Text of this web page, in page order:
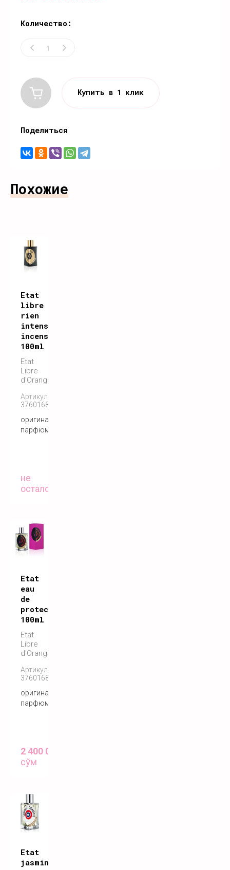
Количество:
Купить в 1 клик
Поделиться
Похожие
Etat
libre
rien
intense
incense
100ml
Etat
Libre
d'Orange
Артикул:
3760168592362
оригинальный
парфюм
не
осталось
Etat
eau
de
protection
100ml
Etat
Libre
d'Orange
Артикул:
3760168592362
оригинальный
парфюм
2 400 000
сўм
Etat
jasmin